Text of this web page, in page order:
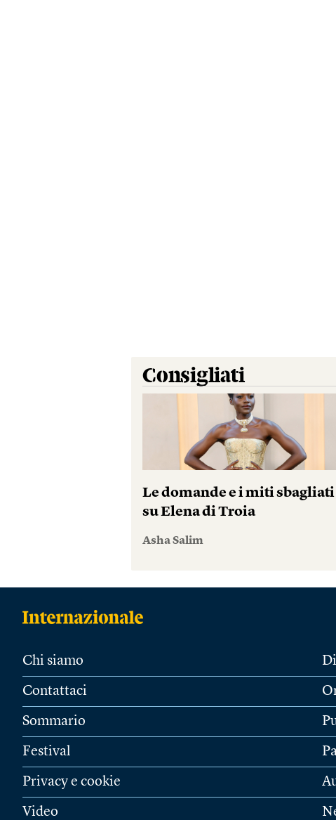
Consigliati
Le domande e i miti sbagliati
su Elena di Troia
Asha Salim
Chi siamo
Contattaci
Sommario
Festival
Privacy e cookie
Video